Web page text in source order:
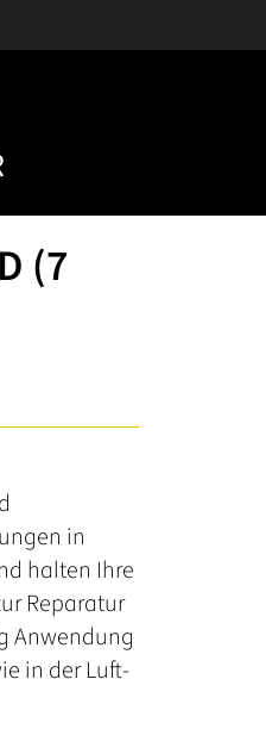
(7
in
halten Ihre
Reparatur
Anwendung
in der Luft-